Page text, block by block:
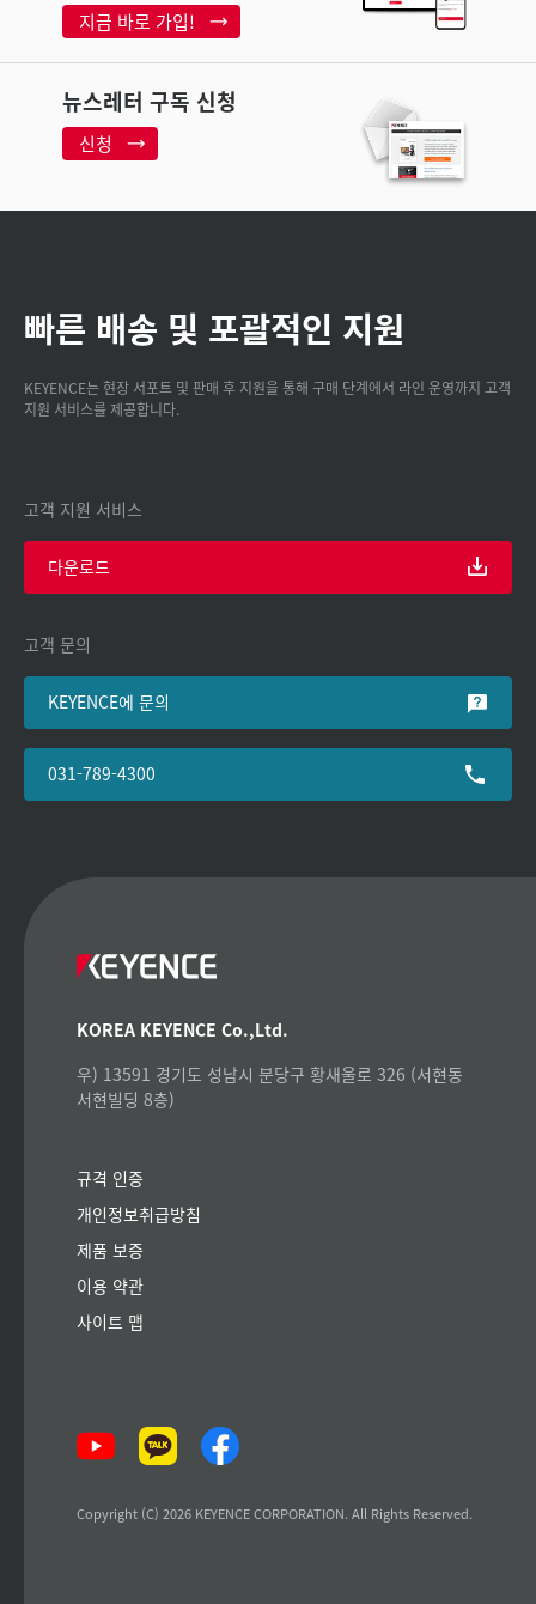
지금 바로 가입!
뉴스레터 구독 신청
신청
빠른 배송 및 포괄적인 지원
KEYENCE는 현장 서포트 및 판매 후 지원을 통해 구매 단계에서 라인 운영까지 고객
지원 서비스를 제공합니다.
고객 지원 서비스
다운로드
고객 문의
KEYENCE에 문의
031-789-4300
KOREA KEYENCE Co.,Ltd.
우) 13591 경기도 성남시 분당구 황새울로 326 (서현동
서현빌딩 8층)
규격 인증
개인정보취급방침
제품 보증
이용 약관
사이트 맵
Copyright (C) 2026 KEYENCE CORPORATION. All Rights Reserved.